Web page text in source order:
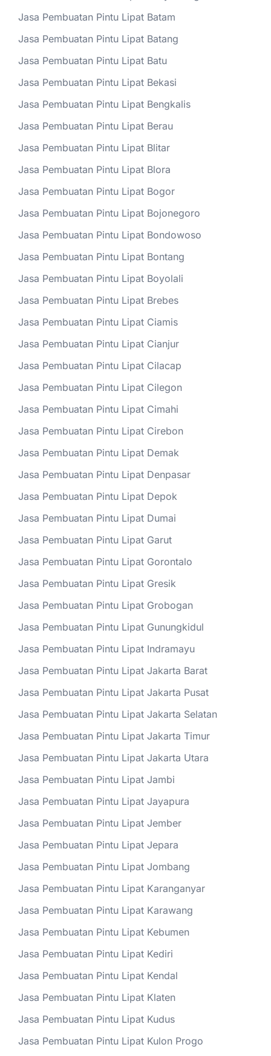
Jasa Pembuatan Pintu Lipat Batam
Jasa Pembuatan Pintu Lipat Batang
Jasa Pembuatan Pintu Lipat Batu
Jasa Pembuatan Pintu Lipat Bekasi
Jasa Pembuatan Pintu Lipat Bengkalis
Jasa Pembuatan Pintu Lipat Berau
Jasa Pembuatan Pintu Lipat Blitar
Jasa Pembuatan Pintu Lipat Blora
Jasa Pembuatan Pintu Lipat Bogor
Jasa Pembuatan Pintu Lipat Bojonegoro
Jasa Pembuatan Pintu Lipat Bondowoso
Jasa Pembuatan Pintu Lipat Bontang
Jasa Pembuatan Pintu Lipat Boyolali
Jasa Pembuatan Pintu Lipat Brebes
Jasa Pembuatan Pintu Lipat Ciamis
Jasa Pembuatan Pintu Lipat Cianjur
Jasa Pembuatan Pintu Lipat Cilacap
Jasa Pembuatan Pintu Lipat Cilegon
Jasa Pembuatan Pintu Lipat Cimahi
Jasa Pembuatan Pintu Lipat Cirebon
Jasa Pembuatan Pintu Lipat Demak
Jasa Pembuatan Pintu Lipat Denpasar
Jasa Pembuatan Pintu Lipat Depok
Jasa Pembuatan Pintu Lipat Dumai
Jasa Pembuatan Pintu Lipat Garut
Jasa Pembuatan Pintu Lipat Gorontalo
Jasa Pembuatan Pintu Lipat Gresik
Jasa Pembuatan Pintu Lipat Grobogan
Jasa Pembuatan Pintu Lipat Gunungkidul
Jasa Pembuatan Pintu Lipat Indramayu
Jasa Pembuatan Pintu Lipat Jakarta Barat
Jasa Pembuatan Pintu Lipat Jakarta Pusat
Jasa Pembuatan Pintu Lipat Jakarta Selatan
Jasa Pembuatan Pintu Lipat Jakarta Timur
Jasa Pembuatan Pintu Lipat Jakarta Utara
Jasa Pembuatan Pintu Lipat Jambi
Jasa Pembuatan Pintu Lipat Jayapura
Jasa Pembuatan Pintu Lipat Jember
Jasa Pembuatan Pintu Lipat Jepara
Jasa Pembuatan Pintu Lipat Jombang
Jasa Pembuatan Pintu Lipat Karanganyar
Jasa Pembuatan Pintu Lipat Karawang
Jasa Pembuatan Pintu Lipat Kebumen
Jasa Pembuatan Pintu Lipat Kediri
Jasa Pembuatan Pintu Lipat Kendal
Jasa Pembuatan Pintu Lipat Klaten
Jasa Pembuatan Pintu Lipat Kudus
Jasa Pembuatan Pintu Lipat Kulon Progo